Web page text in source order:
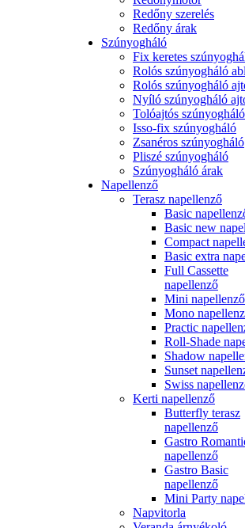
Redőny szerelés
Redőny árak
Szúnyogháló
Fix keretes
Rolós szúnyogháló
Rolós szúnyogháló
Nyíló szúnyogháló
Tolóajtós szúnyogháló
Isso-fix szúnyogháló
Zsanéros szúnyogháló
Pliszé szúnyogháló
Szúnyogháló árak
Napellenző
Terasz napellenző
Basic
Basic new
Compact
Basic extra
Full Cassette
napellenző
Mini napellenző
Mono
Practic
Roll-Shade
Shadow
Sunset
Swiss
Kerti napellenző
Butterfly terasz
napellenző
Gastro
napellenző
Gastro Basic
napellenző
Mini Party
Napvitorla